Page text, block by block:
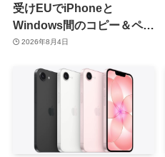
受けEUでiPhoneと
Windows間のコピー＆ペー
スト機能を提供へ
2026年8月4日